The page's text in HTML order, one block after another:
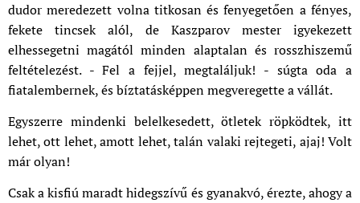
dudor meredezett volna titkosan és fenyegetően a fényes,
fekete tincsek alól, de Kaszparov mester igyekezett
elhessegetni magától minden alaptalan és rosszhiszemű
feltételezést. - Fel a fejjel, megtaláljuk! - súgta oda a
fiatalembernek, és bíztatásképpen megveregette a vállát.
Egyszerre mindenki belelkesedett, ötletek röpködtek, itt
lehet, ott lehet, amott lehet, talán valaki rejtegeti, ajaj! Volt
már olyan!
Csak a kisfiú maradt hidegszívű és gyanakvó, érezte, ahogy a